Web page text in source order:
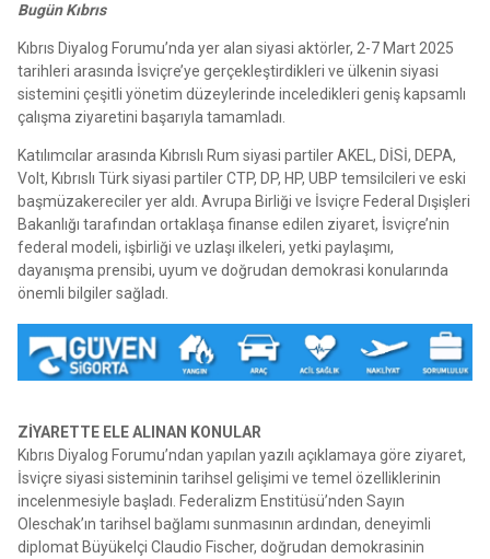
Bugün Kıbrıs
Kıbrıs Diyalog Forumu’nda yer alan siyasi aktörler, 2-7 Mart 2025
tarihleri arasında İsviçre’ye gerçekleştirdikleri ve ülkenin siyasi
sistemini çeşitli yönetim düzeylerinde inceledikleri geniş kapsamlı
çalışma ziyaretini başarıyla tamamladı.
Katılımcılar arasında Kıbrıslı Rum siyasi partiler AKEL, DİSİ, DEPA,
Volt, Kıbrıslı Türk siyasi partiler CTP, DP, HP, UBP temsilcileri ve eski
başmüzakereciler yer aldı. Avrupa Birliği ve İsviçre Federal Dışişleri
Bakanlığı tarafından ortaklaşa finanse edilen ziyaret, İsviçre’nin
federal modeli, işbirliği ve uzlaşı ilkeleri, yetki paylaşımı,
dayanışma prensibi, uyum ve doğrudan demokrasi konularında
önemli bilgiler sağladı.
ZİYARETTE ELE ALINAN KONULAR
Kıbrıs Diyalog Forumu’ndan yapılan yazılı açıklamaya göre ziyaret,
İsviçre siyasi sisteminin tarihsel gelişimi ve temel özelliklerinin
incelenmesiyle başladı. Federalizm Enstitüsü’nden Sayın
Oleschak’ın tarihsel bağlamı sunmasının ardından, deneyimli
diplomat Büyükelçi Claudio Fischer, doğrudan demokrasinin